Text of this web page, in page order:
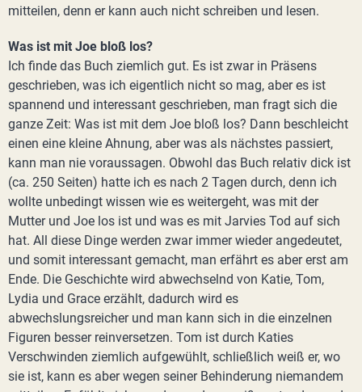
mitteilen, denn er kann auch nicht schreiben und lesen.
Was ist mit Joe bloß los?
Ich finde das Buch ziemlich gut. Es ist zwar in Präsens
geschrieben, was ich eigentlich nicht so mag, aber es ist
spannend und interessant geschrieben, man fragt sich die
ganze Zeit: Was ist mit dem Joe bloß los? Dann beschleicht
einen eine kleine Ahnung, aber was als nächstes passiert,
kann man nie voraussagen. Obwohl das Buch relativ dick ist
(ca. 250 Seiten) hatte ich es nach 2 Tagen durch, denn ich
wollte unbedingt wissen wie es weitergeht, was mit der
Mutter und Joe los ist und was es mit Jarvies Tod auf sich
hat. All diese Dinge werden zwar immer wieder angedeutet,
und somit interessant gemacht, man erfährt es aber erst am
Ende. Die Geschichte wird abwechselnd von Katie, Tom,
Lydia und Grace erzählt, dadurch wird es
abwechslungsreicher und man kann sich in die einzelnen
Figuren besser reinversetzen. Tom ist durch Katies
Verschwinden ziemlich aufgewühlt, schließlich weiß er, wo
sie ist, kann es aber wegen seiner Behinderung niemandem